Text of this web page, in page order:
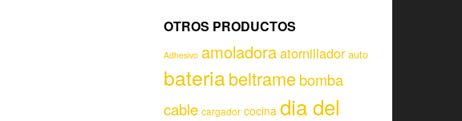
OTROS PRODUCTOS
Adhesivo amoladoraatornillador auto
bateriabeltramebomba
cable cargador cocina dia del